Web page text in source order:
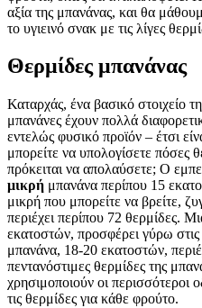
αξία της μπανάνας, και θα
το υγιεινό σνακ με τις λίγες
Θερμίδες μπανάνας
Καταρχάς, ένα βασικό στοιχείο
μπανάνες έχουν πολλά
εντελώς φυσικό προϊόν – έτσι
μπορείτε να υπολογίσετε πόσες
πρόκειται να απολαύσετε; Ο
μικρή μπανάνα περίπου 15
μικρή που μπορείτε να βρείτε,
περιέχει περίπου 72 θερμίδες.
εκατοστών, προσφέρει γύρω στις
μπανάνα, 18-20 εκατοστών,
πεντανόστιμες θερμίδες της
χρησιμοποιούν οι περισσότεροι
τις θερμίδες για κάθε φρούτο.